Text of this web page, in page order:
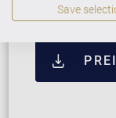
Save